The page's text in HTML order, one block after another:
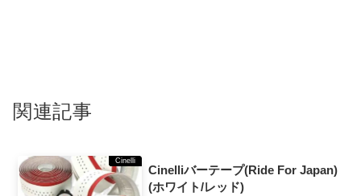
関連記事
Cinelli
Cinelliバーテープ(Ride For Japan)
(ホワイト/レッド)